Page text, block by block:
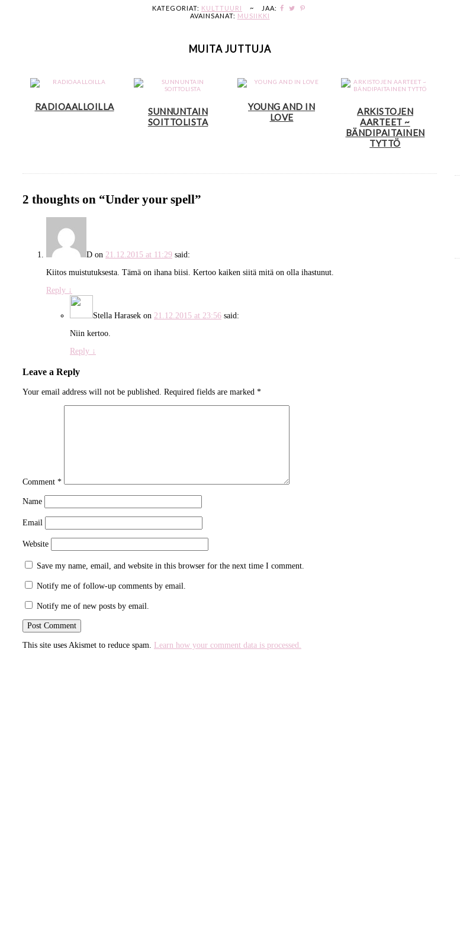
KATEGORIAT: KULTTUURI ~
JAA:
AVAINSANAT: MUSIIKKI
MUITA JUTTUJA
RADIOAALLOILLA
SUNNUNTAIN
SOITTOLISTA
YOUNG AND IN
LOVE
ARKISTOJEN
AARTEET ~
BÄNDIPAITAINEN
TYTTÖ
2 thoughts on “Under your spell”
D on 21.12.2015 at 11:29 said:
Kiitos muistutuksesta. Tämä on ihana biisi. Kertoo kaiken siitä mitä on olla ihastunut.
Reply ↓
Stella Harasek on 21.12.2015 at 23:56 said:
Niin kertoo.
Reply ↓
Leave a Reply
Your email address will not be published. Required fields are marked *
Comment *
Name
Email
Website
Save my name, email, and website in this browser for the next time I comment.
Notify me of follow-up comments by email.
Notify me of new posts by email.
This site uses Akismet to reduce spam. Learn how your comment data is processed.